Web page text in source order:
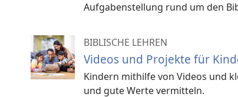
Aufgabenstellung rund um den
BIBLISCHE LEHREN
Videos und Projekte für
Kindern mithilfe von Videos und
und gute Werte vermitteln.